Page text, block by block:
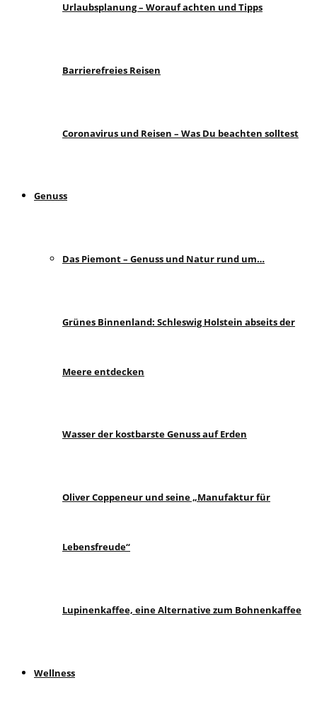
Urlaubsplanung – Worauf achten und Tipps
Barrierefreies Reisen
Coronavirus und Reisen – Was Du beachten solltest
Genuss
Das Piemont – Genuss und Natur rund um…
Grünes Binnenland: Schleswig Holstein abseits der
Meere entdecken
Wasser der kostbarste Genuss auf Erden
Oliver Coppeneur und seine „Manufaktur für
Lebensfreude“
Lupinenkaffee, eine Alternative zum Bohnenkaffee
Wellness